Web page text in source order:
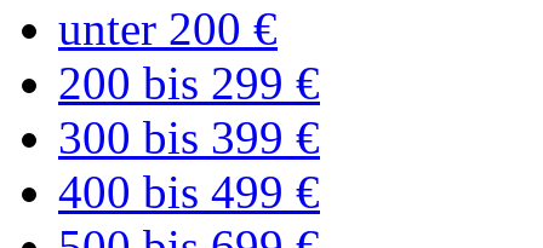
unter 200 €
200 bis 299 €
300 bis 399 €
400 bis 499 €